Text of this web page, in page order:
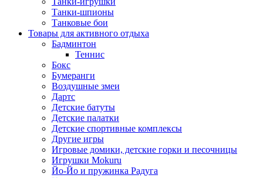
Танки-шпионы
Танковые бои
Товары для активного отдыха
Бадминтон
Теннис
Бокс
Бумеранги
Воздушные змеи
Дартс
Детские батуты
Детские палатки
Детские спортивные комплексы
Другие игры
Игровые домики, детские горки и песочницы
Игрушки Mokuru
Йо-Йо и пружинка Радуга